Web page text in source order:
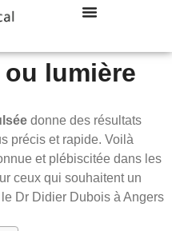
lumière
donne des résultats
précis et rapide. Voilà
et plébiscitée dans les
ceux qui souhaitent un
Dr Didier Dubois à Angers